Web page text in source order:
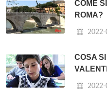
COME
ROMA?
COSA